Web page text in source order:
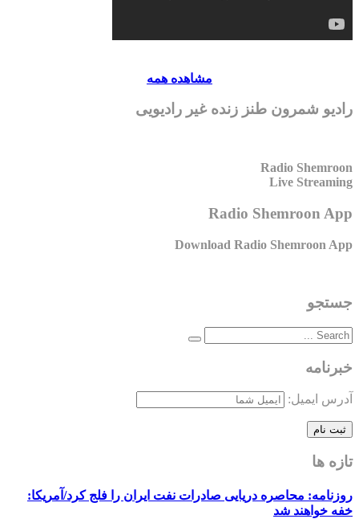
مشاهده همه
رادیو شمرون طنز زنده غیر رادیویی
Radio Shemroon
Live Streaming
Radio Shemroon App
Download Radio Shemroon App
جستجو
خبرنامه
آدرس ایمیل:
تازه ها
روزنامه: محاصره دریایی صادرات نفت ایران را فلج کرد/آمریکا:
خفه خواهند شد